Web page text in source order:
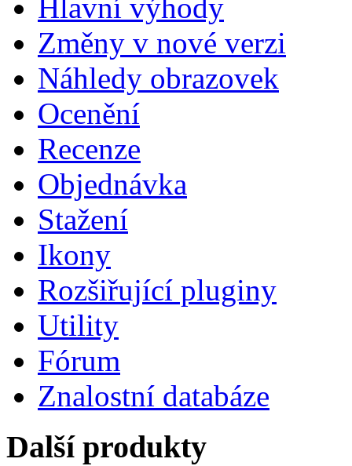
Hlavní výhody
Změny v nové verzi
Náhledy obrazovek
Ocenění
Recenze
Objednávka
Stažení
Ikony
Rozšiřující pluginy
Utility
Fórum
Znalostní databáze
Další produkty